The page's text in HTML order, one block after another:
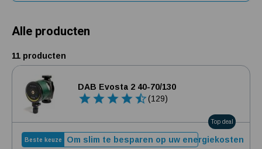
Alle producten
11 producten
DAB Evosta 2 40-70/130
(129)
Beste keuze Om slim te besparen op uw energiekosten
Top deal